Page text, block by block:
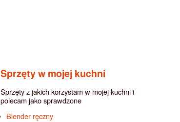
Sprzęty w mojej kuchni
Sprzęty z jakich korzystam w mojej kuchni i
polecam jako sprawdzone
Blender ręczny